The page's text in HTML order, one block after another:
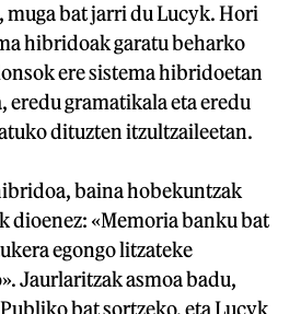
bat jarri du Lucyk. Hori
hibridoak garatu beharko
ere sistema hibridoetan
gramatikala eta eredu
dituzten itzultzaileetan.
baina hobekuntzak
dioenez: «Memoria banku bat
egongo litzateke
Jaurlaritzak asmoa badu,
bat sortzeko, eta Lucyk